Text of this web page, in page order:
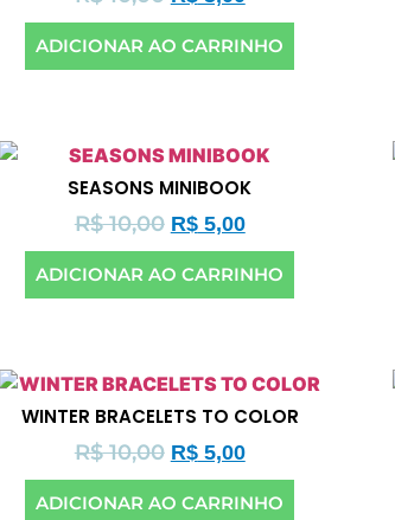
ADICIONAR AO CARRINHO
SEASONS MINIBOOK
R$10,00 R$5,00
ADICIONAR AO CARRINHO
WINTER BRACELETS TO COLOR
R$10,00 R$5,00
ADICIONAR AO CARRINHO